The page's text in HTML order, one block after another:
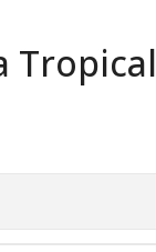
Tropical